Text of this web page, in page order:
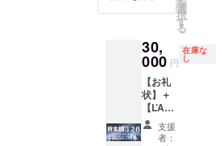
借りた
よう
なたの
ご支援
で、移
動型書
店を
もっと
遠くま
で連れ
くださ
ファン
ディン
グ資金
の用途
のひと
つ：車
両を
ラッピ
ルが不
要な場
合は、
備考欄
にてお
知らせ
くださ
い）。
情報な
どを随
時メー
ルさせ
ていた
だきま
す
（メー
交通費
等をご
負担い
ただく
可能性
がござ
います
ので、
は別に
交通費
等をご
負担い
ただく
可能性
がござ
います
（１箱
分）】
書店で
あなた
の本を
代行販
売しま
す（１
箱分：
20冊程
選
択
す
る
30,
000 円
在庫な
し
【お礼
状】＋
【L’Am
usette(
ラ・支援
者：